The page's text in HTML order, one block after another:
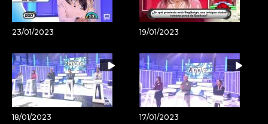
23/01/2023 19/01/2023
18/01/2023 17/01/2023